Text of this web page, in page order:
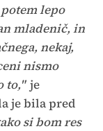
lepo
mladenič, in
nekaj,
nismo
to," je
je bila pred
si bom res